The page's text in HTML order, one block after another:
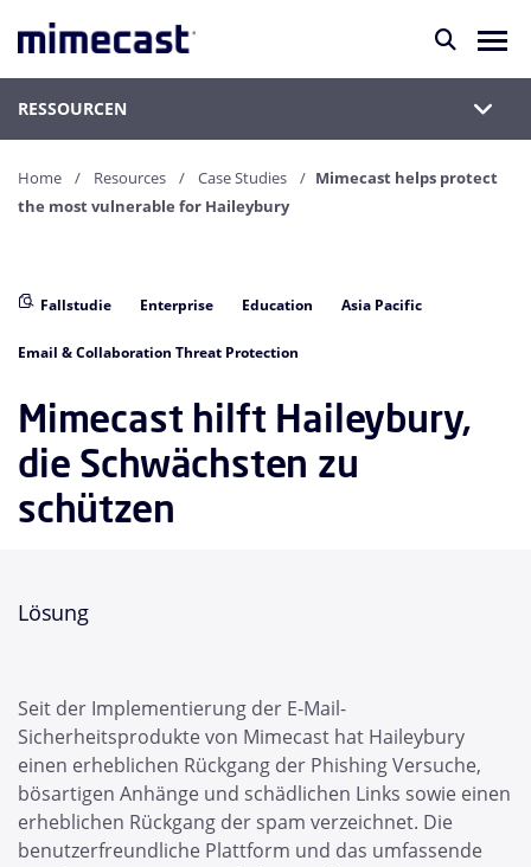
RESSOURCEN
Home Resources Case Studies
Mimecast helps protect
the most vulnerable for Haileybury
Fallstudie Enterprise Education Asia Pacific
Email & Collaboration Threat Protection
Mimecast hilft Haileybury,
die Schwächsten zu
schützen
Lösung
Seit der Implementierung der E-Mail-
Sicherheitsprodukte von Mimecast hat Haileybury
einen erheblichen Rückgang der Phishing Versuche,
bösartigen Anhänge und schädlichen Links sowie einen
erheblichen Rückgang der spam verzeichnet. Die
benutzerfreundliche Plattform und das umfassende